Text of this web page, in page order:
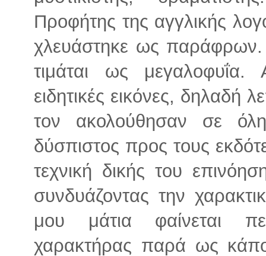
Προφήτης της αγγλικής
χλευάστηκε ως παράφρων.
τιμάται ως
ειδητικές εικόνες, δηλαδή
τον ακολούθησαν σε
δύσπιστος προς τους
τεχνική δικής του
συνδυάζοντας την
μου μάτια φαίνεται
χαρακτήρας παρά ως